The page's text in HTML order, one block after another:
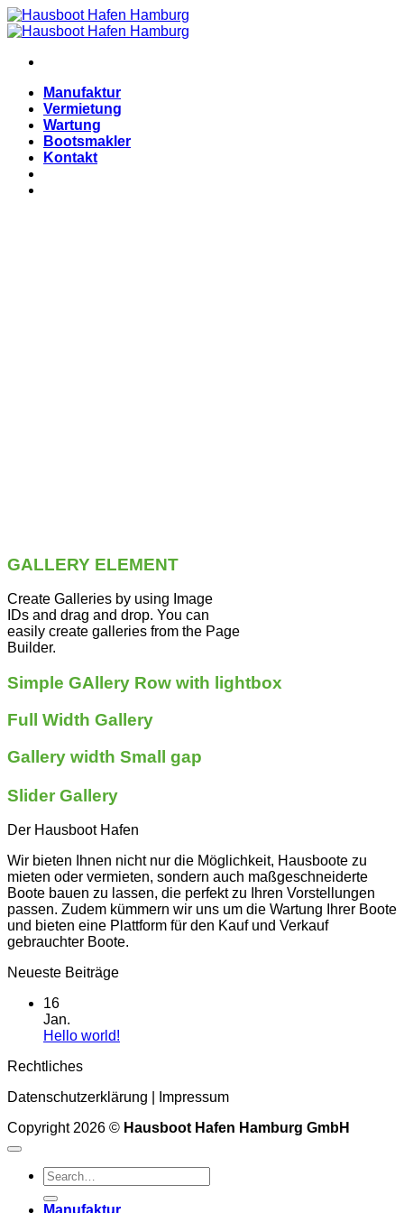
Zum
Inhalt
Manufaktur
Vermietung
Wartung
Bootsmakler
Kontakt
GALLERY ELEMENT
Create Galleries by using Image
IDs and drag and drop. You can
easily create galleries from the Page
Builder.
Simple GAllery Row with lightbox
Full Width Gallery
Gallery width Small gap
Slider Gallery
Der Hausboot Hafen
Wir bieten Ihnen nicht nur die Möglichkeit, Hausboote zu
mieten oder vermieten, sondern auch maßgeschneiderte
Boote bauen zu lassen, die perfekt zu Ihren Vorstellungen
passen. Zudem kümmern wir uns um die Wartung Ihrer Boote
und bieten eine Plattform für den Kauf und Verkauf
gebrauchter Boote.
Neueste Beiträge
16
Jan.
Hello world!
world!
Rechtliches
Datenschutzerklärung
Impressum
Copyright 2026 © Hausboot Hafen Hamburg GmbH